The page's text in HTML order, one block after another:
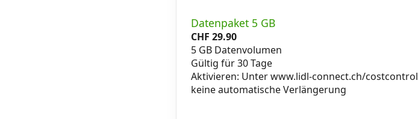
Datenpaket 5 GB
CHF 29.90
5 GB Datenvolumen
Gültig für 30 Tage
Aktivieren: Unter www.lidl-connect.ch/costcontrol
keine automatische Verlängerung